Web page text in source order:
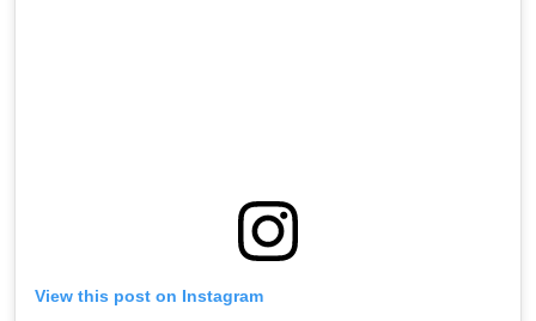
View this post on Instagram